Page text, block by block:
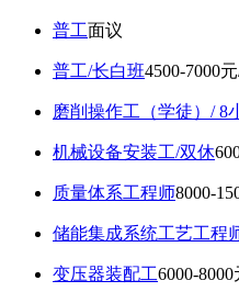
普工面议
普工/长白班4500-7000元
磨削操作工（学徒）/ 8
机械设备安装工/双休
质量体系工程师8000-
储能集成系统工艺工程
变压器装配工6000-8000